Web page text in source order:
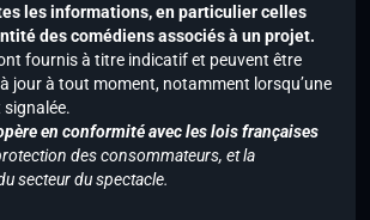
les informations, en particulier celles
des comédiens associés à un projet.
fournis à titre indicatif et peuvent être
jour à tout moment, notamment lorsqu’une
en conformité avec les lois françaises
des consommateurs, et la
secteur du spectacle.